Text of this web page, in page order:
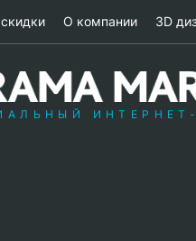
О компании 3D